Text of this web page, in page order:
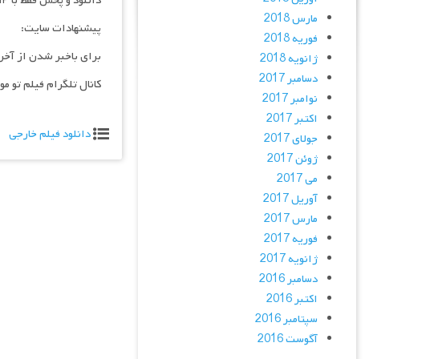
پیشنهادات سایت:
برای باخبر شدن از
کانال تلگرام فیلم تو
دانلود فیلم خارجی
مارس 2018
فوریه 2018
ژانویه 2018
دسامبر 2017
نوامبر 2017
اکتبر 2017
جولای 2017
ژوئن 2017
می 2017
آوریل 2017
مارس 2017
فوریه 2017
ژانویه 2017
دسامبر 2016
اکتبر 2016
سپتامبر 2016
آگوست 2016